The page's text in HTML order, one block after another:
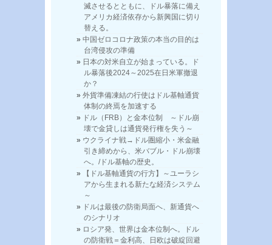
滅させるとともに、ドル暴落に備え
アメリカ経済依存から新興国に切り
替える。
中国ゼロコロナ政策の本当の目的は
台湾侵攻の準備
日本の対米自立が始まっている。ド
ル暴落後2024～2025在日米軍撤退
か？
外貨準備凍結の行使はドル基軸通貨
体制の終焉を加速する
ドル（FRB）と金本位制 ～ドル崩
壊で金貸しは通貨発行権を失う～
ウクライナ戦→ドル圏縮小・米金融
引き締めから、米バブル・ドル崩壊
へ。/ドル基軸の歴史。
【ドル基軸通貨の行方】～ユーラシ
アから生まれる新たな経済システム
～
ドルは最後の防衛局面へ、新通貨へ
のシナリオ
ロシア発、世界は金本位制へ。ドル
の防衛戦＝金利高、日欧は破綻回避